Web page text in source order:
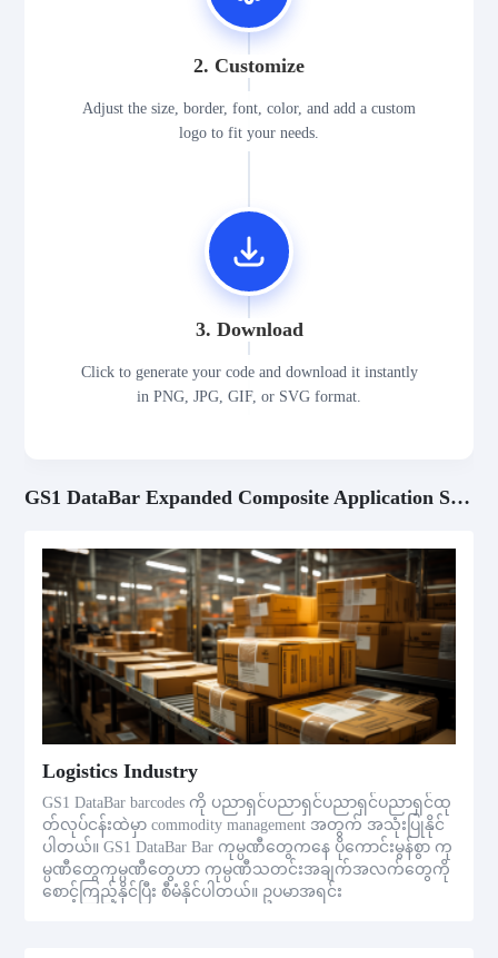
2. Customize
Adjust the size, border, font, color, and add a custom
logo to fit your needs.
3. Download
Click to generate your code and download it instantly
in PNG, JPG, GIF, or SVG format.
GS1 DataBar Expanded Composite Application Scenarios
Logistics Industry
GS1 DataBar barcodes ကို ပညာရှင်ပညာရှင်ပညာရှင်ပညာရှင်ထု
တ်လုပ်ငန်းထဲမှာ commodity management အတွက် အသုံးပြုနိုင်
ပါတယ်။ GS1 DataBar Bar ကုမ္ပဏီတွေကနေ ပိုကောင်းမွန်စွာ ကု
မ္ပဏီတွေကုမ္ပဏီတွေဟာ ကုမ္ပဏီသတင်းအချက်အလက်တွေကို
စောင့်ကြည့်နိုင်ပြီး စီမံနိုင်ပါတယ်။ ဥပမာအရင်း